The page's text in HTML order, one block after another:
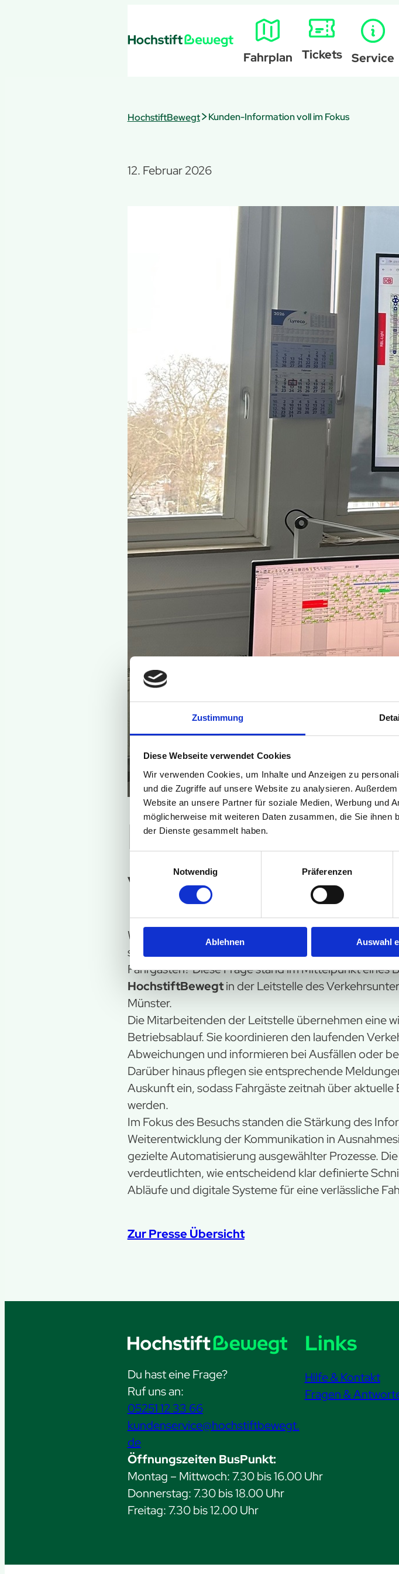
Zustimmung
Diese Webseite verwendet Cookies
Wir verwenden Cookies, um Inhalte und Anzeigen zu
und die Zugriffe auf unsere Website zu analysieren.
Website an unsere Partner für soziale Medien, Werbung und
möglicherweise mit weiteren Daten zusammen, die Sie
der Dienste gesammelt haben.
Notwendig
Präferenzen
Ablehnen Auswahl
Fahrplan Tickets Service
HochstiftBewegt>Kunden-Information voll im Fokus
12. Februar 2026
Kunden-
voll im Fokus
Wie gelangen Informationen über Ausfälle,
schnell und zuverlässig an die richtigen Stellen – und
Fahrgästen? Diese Frage stand im Mittelpunkt eines
HochstiftBewegtin der Leitstelle des
Münster.
Die Mitarbeitenden der Leitstelle übernehmen eine
Betriebsablauf. Sie koordinieren den laufenden
Abweichungen und informieren bei Ausfällen oder
Darüber hinaus pflegen sie entsprechende
Auskunft ein, sodass Fahrgäste zeitnah über
werden.
Im Fokus des Besuchs standen die Stärkung des
Weiterentwicklung der Kommunikation in
gezielte Automatisierung ausgewählter Prozesse.
verdeutlichten, wie entscheidend klar definierte
Abläufe und digitale Systeme für eine verlässliche
Zur Presse Übersicht
Du hast eine Frage?
Ruf uns an:
05251 12 33 66
kundenservice@hochstiftbewegt.
de
Links
Hilfe & Kontakt
Fragen &
Öffnungszeiten BusPunkt:
Montag – Mittwoch: 7.30 bis 16.00 Uhr
Donnerstag: 7.30 bis 18.00 Uhr
Freitag: 7.30 bis 12.00 Uhr